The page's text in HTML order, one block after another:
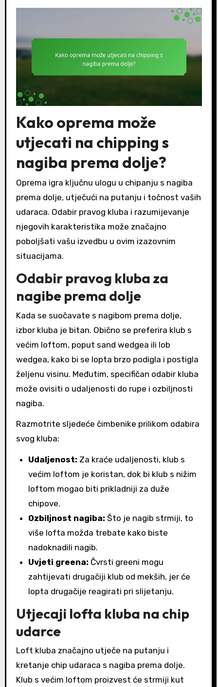
Kako oprema može
utjecati na chipping s
nagiba prema dolje?
Oprema igra ključnu ulogu u chipanju s nagiba
prema dolje, utječući na putanju i točnost vaših
udaraca. Odabir pravog kluba i razumijevanje
njegovih karakteristika može značajno
poboljšati vašu izvedbu u ovim izazovnim
situacijama.
Odabir pravog kluba za
nagibe prema dolje
Kada se suočavate s nagibom prema dolje,
izbor kluba je bitan. Obično se preferira klub s
većim loftom, poput sand wedgea ili lob
wedgea, kako bi se lopta brzo podigla i postigla
željenu visinu. Međutim, specifičan odabir kluba
može ovisiti o udaljenosti do rupe i ozbiljnosti
nagiba.
Razmotrite sljedeće čimbenike prilikom odabira
svog kluba:
Udaljenost: Za kraće udaljenosti, klub s
većim loftom je koristan, dok bi klub s nižim
loftom mogao biti prikladniji za duže
chipove.
Ozbiljnost nagiba: Što je nagib strmiji, to
više lofta možda trebate kako biste
nadoknadili nagib.
Uvjeti greena: Čvrsti greeni mogu
zahtijevati drugačiji klub od mekših, jer će
lopta drugačije reagirati pri slijetanju.
Utjecaji lofta kluba na chip
udarce
Loft kluba značajno utječe na putanju i
kretanje chip udaraca s nagiba prema dolje.
Klub s većim loftom proizvest će strmiji kut